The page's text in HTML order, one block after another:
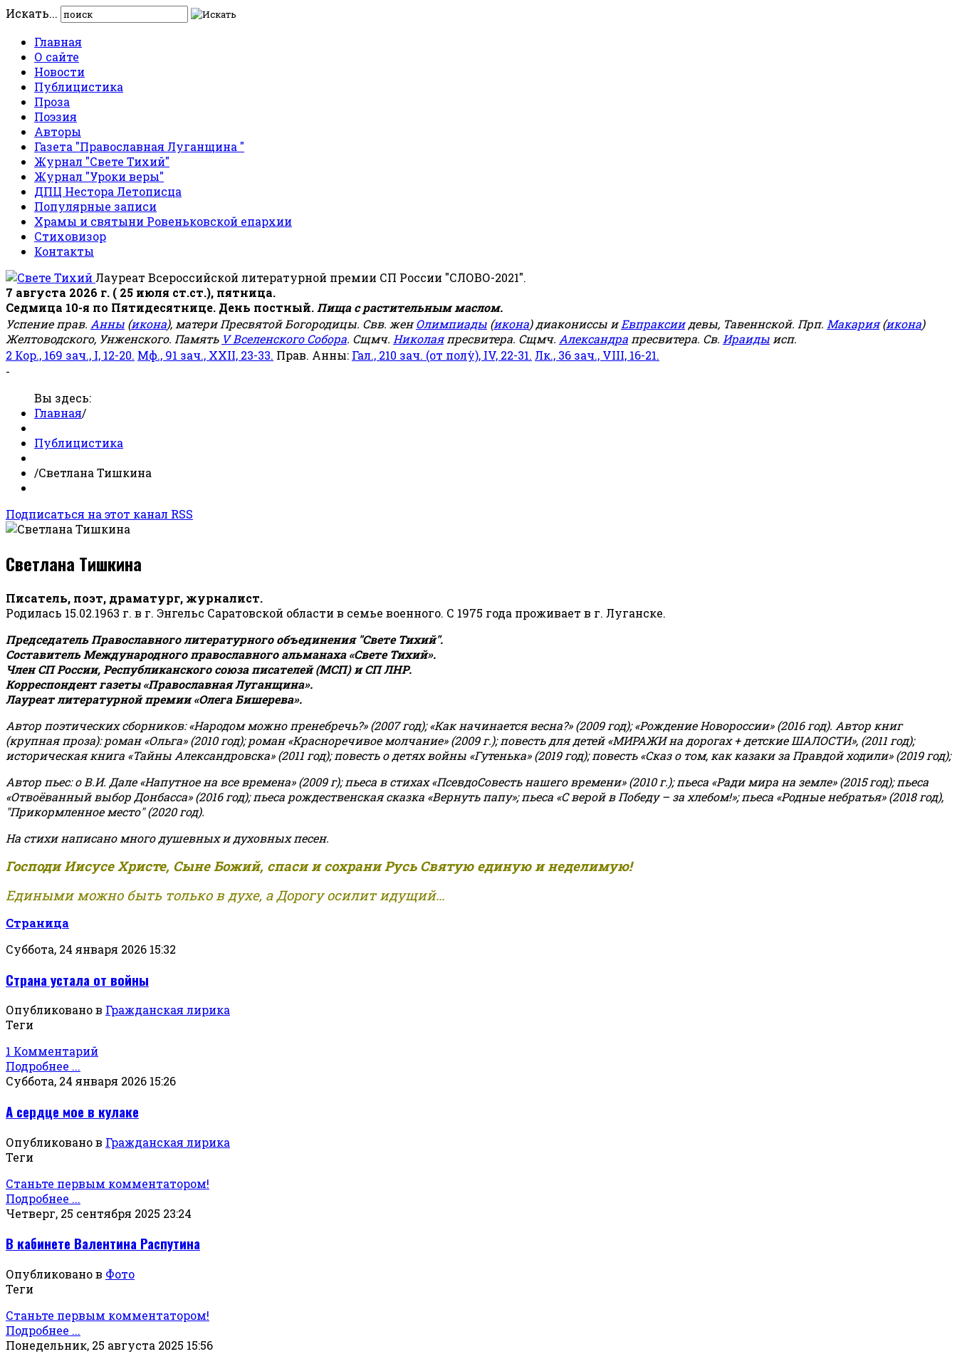
Искать...
Главная
О сайте
Новости
Публицистика
Проза
Поэзия
Авторы
Газета "Православная Луганщина "
Журнал "Свете Тихий"
Журнал "Уроки веры"
ДПЦ Нестора Летописца
Популярные записи
Храмы и святыни Ровеньковской епархии
Стиховизор
Контакты
Лауреат Всероссийской литературной премии СП России "СЛОВО-2021".
7 августа 2026 г. ( 25 июля ст.ст.), пятница.
Седмица 10-я по Пятидесятнице. День постный. Пища с растительным маслом.
Успение прав. Анны (икона), матери Пресвятой Богородицы. Свв. женОлимпиады (икона) диакониссы иЕвпраксиидевы, Тавеннской. Прп. Макария(икона)
Желтоводского, Унженского. Память V Вселенского Собора. Сщмч. Николаяпресвитера. Сщмч. Александра пресвитера. Св. Ираиды исп.
2 Кор., 169 зач., I, 12-20. Мф., 91 зач., XXII, 23-33. Прав. Анны: Гал., 210 зач. (от полу́), IV, 22-31. Лк., 36 зач., VIII, 16-21.
-
Вы здесь:
Главная/
Публицистика
/Светлана Тишкина
Подписаться на этот канал RSS
Светлана Тишкина
Писатель, поэт, драматург, журналист.
Родилась 15.02.1963 г. в г. Энгельс Саратовской области в семье военного. С 1975 года проживает в г. Луганске.
Председатель Православного литературного объединения "Свете Тихий".
Составитель Международного православного альманаха «Свете Тихий».
Член СП России, Республиканского союза писателей (МСП) и СП ЛНР.
Корреспондент газеты «Православная Луганщина».
Лауреат литературной премии «Олега Бишерева».
Автор поэтических сборников: «Народом можно пренебречь?» (2007 год); «Как начинается весна?» (2009 год); «Рождение Новороссии» (2016 год). Автор книг
(крупная проза): роман «Ольга» (2010 год); роман «Красноречивое молчание» (2009 г.); повесть для детей «МИРАЖИ на дорогах + детские ШАЛОСТИ», (2011 год);
историческая книга «Тайны Александровска» (2011 год); повесть о детях войны «Гутенька» (2019 год); повесть «Сказ о том, как казаки за Правдой ходили» (2019 год);
Автор пьес: о В.И. Дале «Напутное на все времена» (2009 г); пьеса в стихах «ПсевдоСовесть нашего времени» (2010 г.); пьеса «Ради мира на земле» (2015 год); пьеса
«Отвоёванный выбор Донбасса» (2016 год); пьеса рождественская сказка «Вернуть папу»; пьеса «С верой в Победу – за хлебом!»;пьеса «Родные небратья» (2018 год),
"Прикормленное место" (2020 год).
На стихи написано много душевных и духовных песен.
Господи Иисусе Христе, Сыне Божий, спаси и сохрани Русь Святую единую и неделимую!
Едиными можно быть только в духе, а Дорогу осилит идущий...
Страница
Суббота, 24 января 2026 15:32
Страна устала от войны
Опубликовано в Гражданская лирика
Теги
1 Комментарий
Подробнее ...
Суббота, 24 января 2026 15:26
А сердце мое в кулаке
Опубликовано в Гражданская лирика
Теги
Станьте первым комментатором!
Подробнее ...
Четверг, 25 сентября 2025 23:24
В кабинете Валентина Распутина
Опубликовано в Фото
Теги
Станьте первым комментатором!
Подробнее ...
Понедельник, 25 августа 2025 15:56